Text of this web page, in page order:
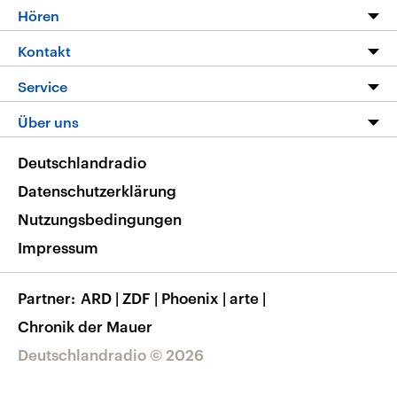
Programm
Die Nachrichten
Nachrichtenleicht
Neue Beiträge auf dlf.de
Hören
Livestream
Podcasts
Deutschlandfunk App
Nachrichten App
Frequenzen
Kontakt
Hörerservice
Service
FAQ
Veranstaltungen
Musikliste
RSS
Über uns
Barrierefreiheit
Deutschlandradio © 2026
Deutschlandradio
Datenschutzerklärung
Nutzungsbedingungen
Impressum
Partner ARD | ZDF | Phoenix | arte |
Chronik der Mauer